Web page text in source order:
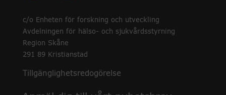
c/o Enheten för forskning och utveckling
Avdelningen för hälso- och sjukvårdsstyrning
Region Skåne
291 89 Kristianstad
Tillgänglighetsredogörelse